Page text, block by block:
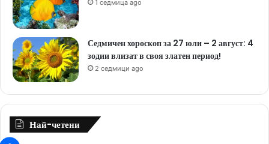
1 седмица ago
Седмичен хороскоп за 27 юли – 2 август: 4
зодии влизат в своя златен период!
2 седмици ago
Най-четени